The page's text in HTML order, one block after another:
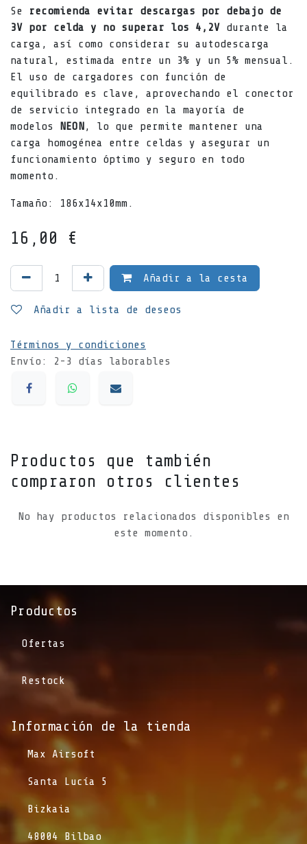
Se
recomienda evitar descargas por debajo de
3V por celda y no superar los 4,2V durante la
carga, así como considerar su autodescarga
natural, estimada entre un 3% y un 5% mensual.
El uso de cargadores con función de
equilibrado es clave, aprovechando el conector
de servicio integrado en la mayoría de
modelos
NEON, lo que permite mantener una
carga homogénea entre celdas y asegurar un
funcionamiento óptimo y seguro en todo
momento.
Tamaño: 186x14x10mm.
16,00 €
Añadir a la cesta
Añadir a lista de deseos
Términos y condiciones
Envío: 2-3 días laborables
Productos que también
compraron otros clientes
No hay productos relacionados disponibles en
este momento.
Productos
Ofertas
Restock
Información de la tienda​
​Max Airsoft
​Santa Lucía 5
​Bizkaia
​48004 Bilbao